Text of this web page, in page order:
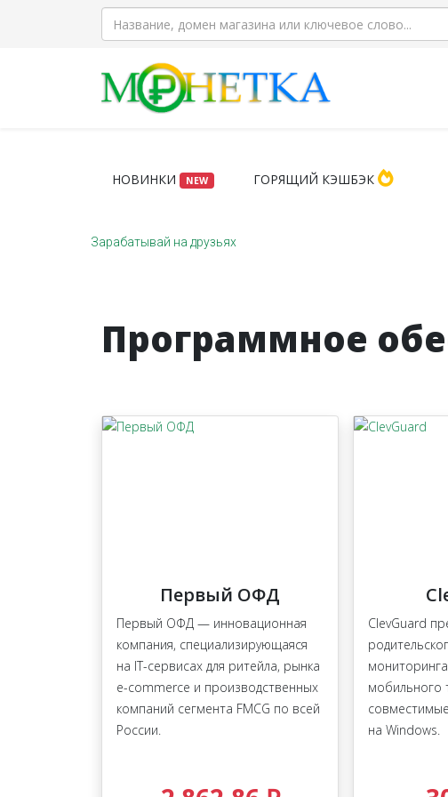
НОВИНКИ NEW ГОРЯЩИЙ КЭШБЭК
Зарабатывай на друзьях
Программное
Первый ОФД
Первый ОФД — инновационная
компания, специализирующаяся
на IT-сервисах для ритейла, рынка
e-commerce и производственных
компаний сегмента FMCG по всей
России.
ClevGuard
мобильного
на Windows.